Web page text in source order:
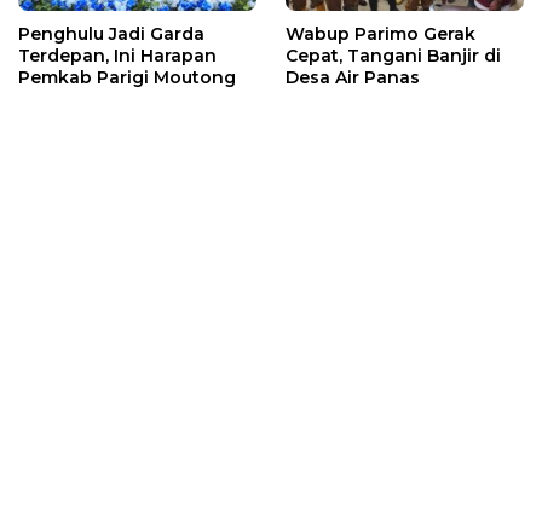
Penghulu Jadi Garda
Terdepan, Ini Harapan
Pemkab Parigi Moutong
Wabup Parimo Gerak
Cepat, Tangani Banjir di
Desa Air Panas